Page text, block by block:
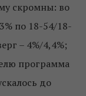
скромны: во
по 18-54/18-
– 4%/4,4%;
программа
до